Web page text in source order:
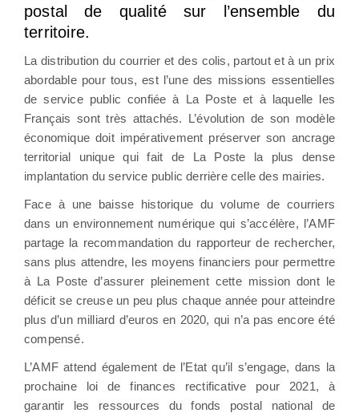
postal de qualité sur l’ensemble du
territoire.
La distribution du courrier et des colis, partout et à un prix
abordable pour tous, est l’une des missions essentielles
de service public confiée à La Poste et à laquelle les
Français sont très attachés. L’évolution de son modèle
économique doit impérativement préserver son ancrage
territorial unique qui fait de La Poste la plus dense
implantation du service public derrière celle des mairies.
Face à une baisse historique du volume de courriers
dans un environnement numérique qui s’accélère, l’AMF
partage la recommandation du rapporteur de rechercher,
sans plus attendre, les moyens financiers pour permettre
à La Poste d’assurer pleinement cette mission dont le
déficit se creuse un peu plus chaque année pour atteindre
plus d’un milliard d’euros en 2020, qui n’a pas encore été
compensé.
L’AMF attend également de l’Etat qu’il s’engage, dans la
prochaine loi de finances rectificative pour 2021, à
garantir les ressources du fonds postal national de